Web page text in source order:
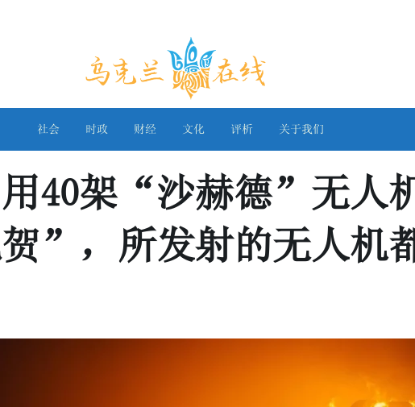
乌克兰在线
社会 时政 财经 文化 评析 关于我们
40架“沙赫德”无人
”，所发射的无人机